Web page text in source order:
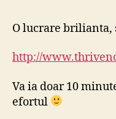
O lucrare brilianta,
http://
Va ia doar 10
efortul